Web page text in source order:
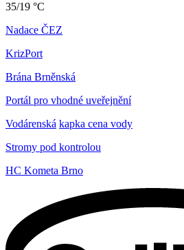
35/19 °C
Nadace ČEZ
KrizPort
Brána Brněnská
Portál pro vhodné uveřejnění
Vodárenská kapka cena vody
Stromy pod kontrolou
HC Kometa Brno